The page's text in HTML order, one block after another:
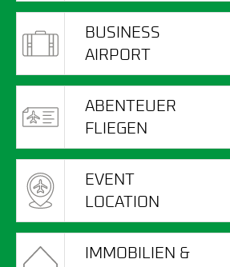
BUSINESS
AIRPORT
ABENTEUER
FLIEGEN
EVENT
LOCATION
IMMOBILIEN &